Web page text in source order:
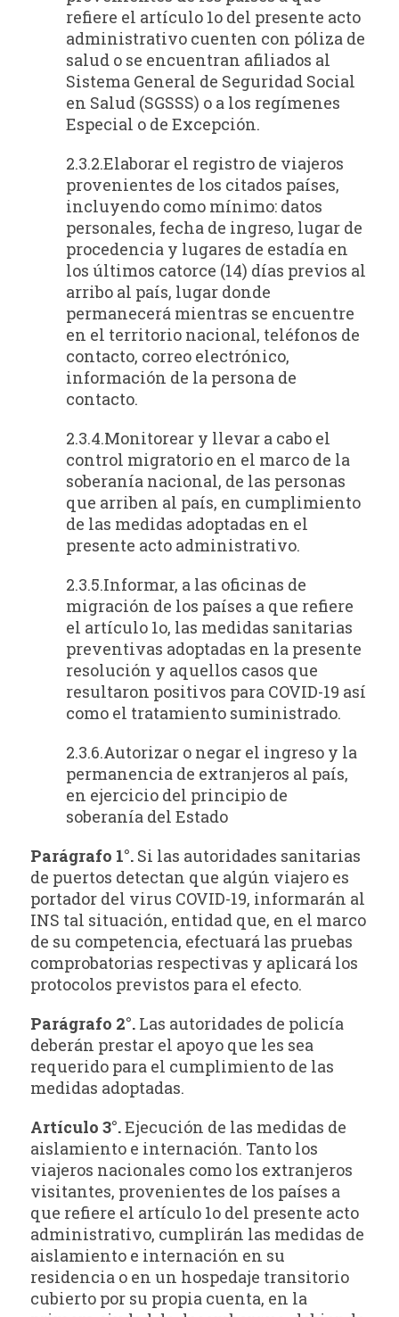
refiere el artículo 1o del presente acto
administrativo cuenten con póliza de
salud o se encuentran afiliados al
Sistema General de Seguridad Social
en Salud (SGSSS) o a los regímenes
Especial o de Excepción.
2.3.2.Elaborar el registro de viajeros
provenientes de los citados países,
incluyendo como mínimo: datos
personales, fecha de ingreso, lugar de
procedencia y lugares de estadía en
los últimos catorce (14) días previos al
arribo al país, lugar donde
permanecerá mientras se encuentre
en el territorio nacional, teléfonos de
contacto, correo electrónico,
información de la persona de
contacto.
2.3.4.Monitorear y llevar a cabo el
control migratorio en el marco de la
soberanía nacional, de las personas
que arriben al país, en cumplimiento
de las medidas adoptadas en el
presente acto administrativo.
2.3.5.Informar, a las oficinas de
migración de los países a que refiere
el artículo 1o, las medidas sanitarias
preventivas adoptadas en la presente
resolución y aquellos casos que
resultaron positivos para COVID-19 así
como el tratamiento suministrado.
2.3.6.Autorizar o negar el ingreso y la
permanencia de extranjeros al país,
en ejercicio del principio de
soberanía del Estado
Parágrafo 1°. Si las autoridades sanitarias
de puertos detectan que algún viajero es
portador del virus COVID-19, informarán al
INS tal situación, entidad que, en el marco
de su competencia, efectuará las pruebas
comprobatorias respectivas y aplicará los
protocolos previstos para el efecto.
Parágrafo 2°. Las autoridades de policía
deberán prestar el apoyo que les sea
requerido para el cumplimiento de las
medidas adoptadas.
Artículo 3°.Ejecución de las medidas de
aislamiento e internación. Tanto los
viajeros nacionales como los extranjeros
visitantes, provenientes de los países a
que refiere el artículo 1o del presente acto
administrativo, cumplirán las medidas de
aislamiento e internación en su
residencia o en un hospedaje transitorio
cubierto por su propia cuenta, en la